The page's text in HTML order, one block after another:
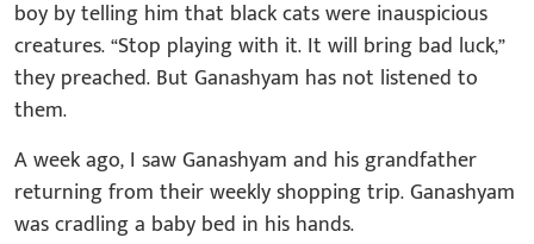
boy by telling him that black cats were inauspicious
creatures. “Stop playing with it. It will bring bad luck,”
they preached. But Ganashyam has not listened to
them.
A week ago, I saw Ganashyam and his grandfather
returning from their weekly shopping trip. Ganashyam
was cradling a baby bed in his hands.